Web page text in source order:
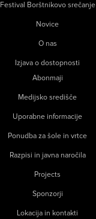
Festival Borštnikovo srečanje
Novice
O nas
Izjava o dostopnosti
Abonmaji
Medijsko središče
Uporabne informacije
Ponudba za šole in vrtce
Razpisi in javna naročila
Projects
Sponzorji
Lokacija in kontakti